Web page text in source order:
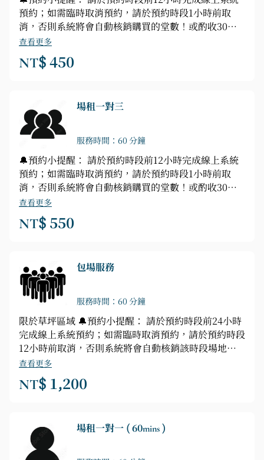
預約；如需臨時取消預約，請於預約時段1小時前取
消，否則系統將會自動核銷購買的堂數！或酌收30%
或全額的場租費用！ ⚠️如超過取消時限，系統無法取
消，或臨時需要現場預約，請私訊小編線上做確認！
查看更多
NT$ 450
場租一對三
服務時間：60 分鐘
🔔預約小提醒： 請於預約時段前12小時完成線上系統
預約；如需臨時取消預約，請於預約時段1小時前取
消，否則系統將會自動核銷購買的堂數！或酌收30%
或全額的場租費用！ ⚠️如超過取消時限，系統無法取
消，或臨時需要現場預約，請私訊小編線上做確認！
查看更多
NT$ 550
包場服務
服務時間：60 分鐘
限於草坪區域 🔔預約小提醒： 請於預約時段前24小時
完成線上系統預約；如需臨時取消預約，請於預約時段
12小時前取消，否則系統將會自動核銷該時段場地租
借服務！！ ⚠️如超過取消時限，系統將無法取消，請
直接私訊小編線上做確認！！ ⚠️如無故臨時取消多
次，將不再接受線上系統預約！謝謝配合！
查看更多
NT$ 1,200
場租一對一 ( 60mins )